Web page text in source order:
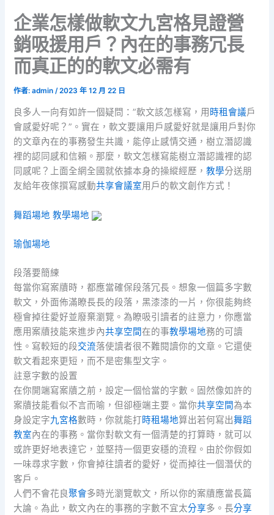
企業怎樣做軟文九宮格見證營
銷吸援用戶？內在的事務冗長
而真正的的軟文必需有
作者:admin/2023 年 12 月 22 日
良多人一向有如許一個疑問：”軟文該怎樣寫，用 時租會議戶
會感愛好呢？”。實在，軟文要讓用戶感愛好就是讓用戶對你
的文章內在的事務發生共識，能停止感情交通，樹立潛認識
裡的認同感和信賴。那麼，軟文怎樣寫能樹立潛認識裡的認
同感呢？上面全網全國就依據本身的操縱經歷，教學分送朋
友給年夜傢撰寫感動共享會議室用戶的軟文創作方式！
舞蹈場地 教學場地
瑜伽場地
段落要簡練
每當你寫案牘時，都應當確保段落冗長。想象一個篇多字數
軟文，外面佈滿瞭長長的段落，黑漆漆的一片，你很能夠終
極會掉往愛好並廢棄瀏覽。為瞭吸引讀者的註意力，你應當
應用案牘技能來進步內共享空間在的事教學場地務的可讀
性。寫較短的段交流落使讀者很不難閱讀你的文章。它還使
軟文看起來更短，而不是密集型文字。
註意字數的設置
在你開端寫案牘之前，設定一個恰當的字數。固然像如許的
案牘技能看似不言而喻，但卻極端主要。當你共享空間為本
身設定字九宮格數時，你就能打時租場地算出若何寫出舞蹈
教室內在的事務。當你對軟文有一個清楚的打算時，就可以
或許更好地表達它，並堅持一個更安穩的流程。由於你假如
一味尋求字數，你會掉往讀者的愛好，從而掉往一個潛伏的
客戶。
人們不會花良聚會多時光瀏覽軟文，所以你的案牘應當長篇
大論。為此，軟文內在的事務的字數不宜太分享多。長分享